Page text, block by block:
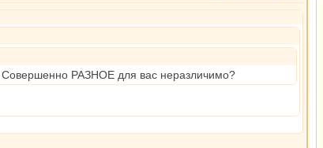
Совершенно РАЗНОЕ для вас неразличимо?